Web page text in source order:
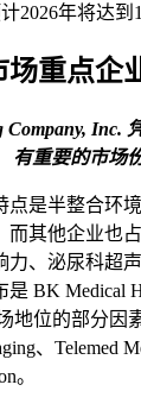
2026年将达到
场重点企
Company, Inc.
有重要的市场
点是半整合环
而其他企业也
力、泌尿科超
BK Medical
地位的部分因
、Telemed
。